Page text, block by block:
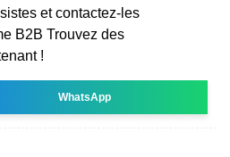
et contactez-les
B2B Trouvez des
!
WhatsApp